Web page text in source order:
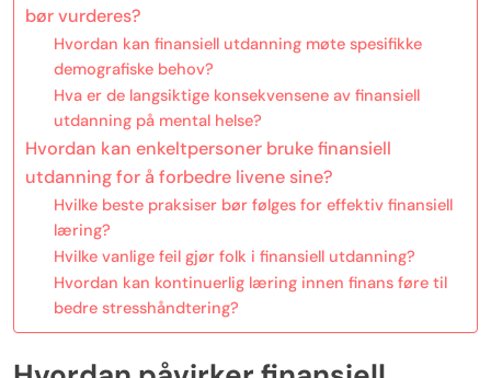
bør vurderes?
Hvordan kan finansiell utdanning møte spesifikke
demografiske behov?
Hva er de langsiktige konsekvensene av finansiell
utdanning på mental helse?
Hvordan kan enkeltpersoner bruke finansiell
utdanning for å forbedre livene sine?
Hvilke beste praksiser bør følges for effektiv finansiell
læring?
Hvilke vanlige feil gjør folk i finansiell utdanning?
Hvordan kan kontinuerlig læring innen finans føre til
bedre stresshåndtering?